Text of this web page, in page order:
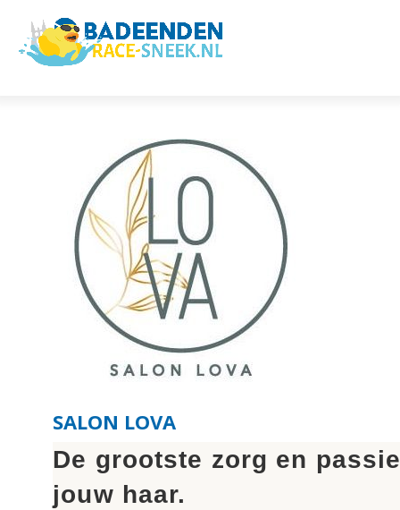
SALON LOVA
De grootste zorg en
jouw haar.